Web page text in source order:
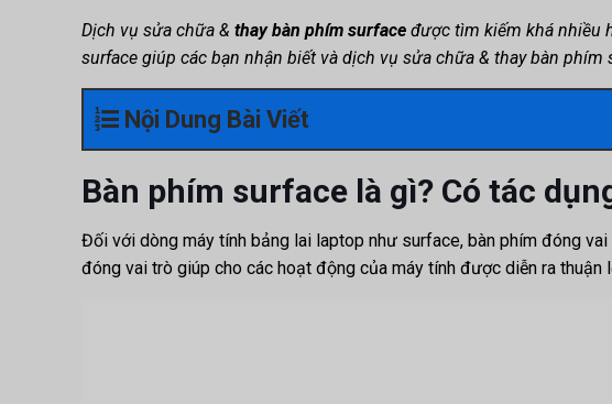
Dịch vụ sửa chữa &thay bàn phím surface được tìm kiếm khá nhiều
surface giúp các bạn nhận biết và dịch vụ sửa chữa & thay bàn phím
Nội Dung Bài Viết
Bàn phím surface là gì? Có tác
Đối với dòng máy tính bảng lai laptop như surface, bàn phím đóng
đóng vai trò giúp cho các hoạt động của máy tính được diễn ra thuận